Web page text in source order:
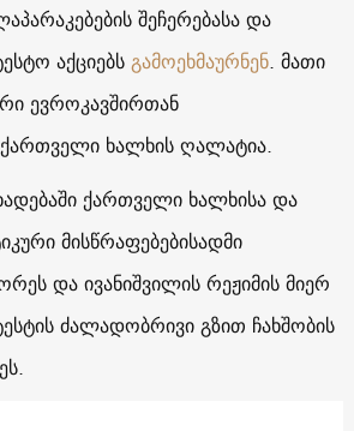
შეჩერებასა და
აქციებსგამოეხმაურნენ. მათი
ევროკავშირთან
ხალხის ღალატია.
ქართველი ხალხისა და
მისწრაფებებისადმი
და ივანიშვილის რეჟიმის მიერ
ძალადობრივი გზით ჩახშობის